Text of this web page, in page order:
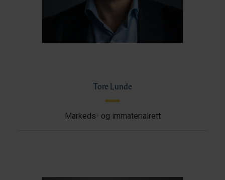
Tore Lunde
Markeds- og immaterialrett